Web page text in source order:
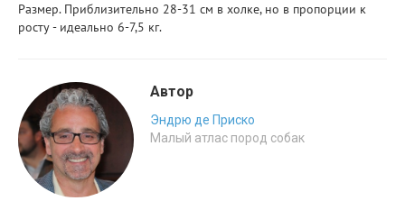
Размер. Приблизительно 28-31 см в холке, но в пропорции к
росту - идеально 6-7,5 кг.
Автор
Эндрю де Пpиско
Малый атлас поpод собак